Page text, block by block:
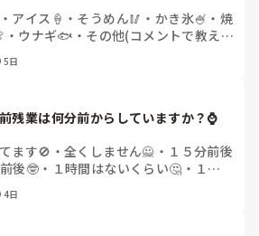
・ アイス🍦 ・ そうめん🥢 ・ かき氷🍧 ・ 焼
・ ウナギ🐟 ・ その他(コメントで教え
5日
残業は何分前からしていますか？⌚
ます🚫 ・ 全くしません🙅 ・ １５分前後
後🤓 ・ １時間はないくらい🤔 ・ １時
4日